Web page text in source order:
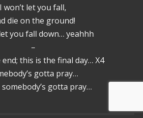
I won’t let you fall,
die on the ground!
you fall down… yeahhh
–
this is the final day… X4
gotta pray…
somebody’s gotta pray…